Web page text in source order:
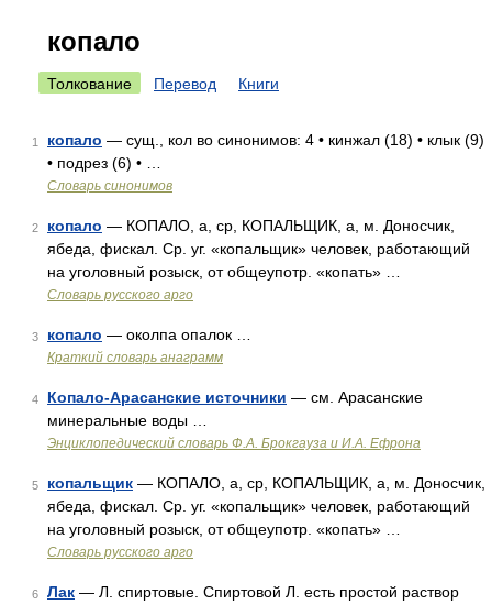
копало
Толкование Перевод Книги
1 копало — сущ., кол во синонимов: 4 • кинжал (18) • клык (9)
• подрез (6) • …
Словарь синонимов
2 копало — КОПАЛО, а, ср, КОПАЛЬЩИК, а, м. Доносчик,
ябеда, фискал. Ср. уг. «копальщик» человек, работающий
на уголовный розыск, от общеупотр. «копать» …
Словарь русского арго
3 копало — околпа опалок …
Краткий словарь анаграмм
4 Копало-Арасанские источники — см. Арасанские
минеральные воды …
Энциклопедический словарь Ф.А. Брокгауза и И.А. Ефрона
5 копальщик — КОПАЛО, а, ср, КОПАЛЬЩИК, а, м. Доносчик,
ябеда, фискал. Ср. уг. «копальщик» человек, работающий
на уголовный розыск, от общеупотр. «копать» …
Словарь русского арго
6 Лак — Л. спиртовые. Спиртовой Л. есть простой раствор